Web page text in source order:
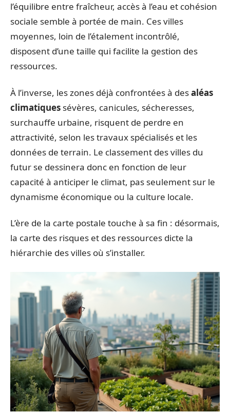
l’équilibre entre fraîcheur, accès à l’eau et cohésion
sociale semble à portée de main. Ces villes
moyennes, loin de l’étalement incontrôlé,
disposent d’une taille qui facilite la gestion des
ressources.
À l’inverse, les zones déjà confrontées à desaléas
climatiques sévères, canicules, sécheresses,
surchauffe urbaine, risquent de perdre en
attractivité, selon les travaux spécialisés et les
données de terrain. Le classement des villes du
futur se dessinera donc en fonction de leur
capacité à anticiper le climat, pas seulement sur le
dynamisme économique ou la culture locale.
L’ère de la carte postale touche à sa fin : désormais,
la carte des risques et des ressources dicte la
hiérarchie des villes où s’installer.